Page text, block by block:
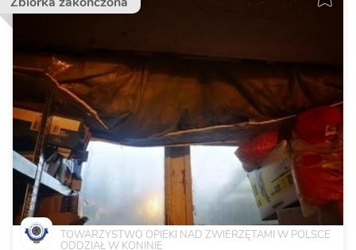
TOWARZYSTWO OPIEKI NAD ZWIERZĘTAMI W POLSCE
ODDZIAŁ W KONINIE